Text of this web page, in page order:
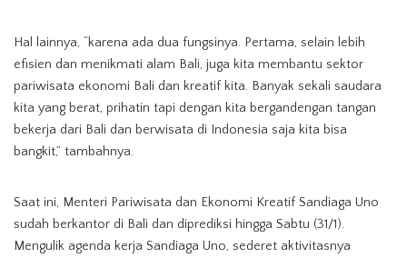
Hal lainnya, “karena ada dua fungsinya. Pertama, selain lebih
efisien dan menikmati alam Bali, juga kita membantu sektor
pariwisata ekonomi Bali dan kreatif kita. Banyak sekali saudara
kita yang berat, prihatin tapi dengan kita bergandengan tangan
bekerja dari Bali dan berwisata di Indonesia saja kita bisa
bangkit,” tambahnya.
Saat ini, Menteri Pariwisata dan Ekonomi Kreatif Sandiaga Uno
sudah berkantor di Bali dan diprediksi hingga Sabtu (31/1).
Mengulik agenda kerja Sandiaga Uno, sederet aktivitasnya